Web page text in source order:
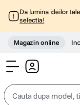
Da lumina ideilor
selectia!
Magazin online
Cauta dupa model,